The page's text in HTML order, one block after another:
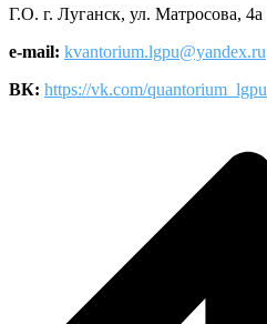
Г.О. г. Луганск, ул. Матросова, 4а
e-mail: kvantorium.lgpu@yandex.ru
ВК: https://vk.com/quantorium_lgpu